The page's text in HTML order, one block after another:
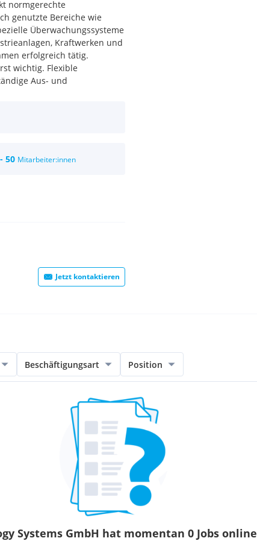
normgerechte
genutzte Bereiche wie
Überwachungssysteme
Kraftwerken und
erfolgreich tätig.
wichtig. Flexible
Aus- und
50 Mitarbeiter:innen
Jetzt kontaktieren
Beschäftigungsart Position
Systems GmbH hat momentan 0 Jobs online